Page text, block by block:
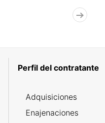
Perfil del contratante
Adquisiciones
Enajenaciones